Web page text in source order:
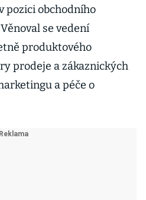
pozici obchodního
se vedení
produktového
prodeje a zákaznických
a péče o